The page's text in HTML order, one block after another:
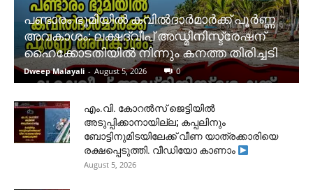
പണ്ടാരം ഭൂമിയിൽ കവിൽദാർമാർക്ക് പൂർണ്ണ
അവകാശം: ലക്ഷദ്വീപ് അഡ്മിനിസ്ട്രേഷന്
ഹൈക്കോടതിയിൽ നിന്നും കനത്ത തിരിച്ചടി
Dweep Malayali - August 5, 2026 0
​എം.വി. കോറൽസ് ജെട്ടിയിൽ
അടുപ്പിക്കാനായില്ല; കപ്പലിനും
ബോട്ടിനുമിടയിലേക്ക് വീണ യാത്രക്കാരിയെ
രക്ഷപ്പെടുത്തി. വീഡിയോ കാണാം
August 5, 2026